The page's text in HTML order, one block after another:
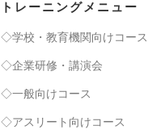
トレーニングメニュー
◇学校・教育機関向けコース
◇企業研修・講演会
◇一般向けコース
◇アスリート向けコース